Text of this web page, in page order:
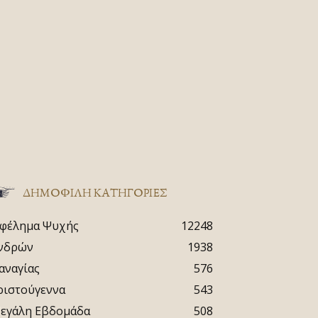
ΔΗΜΟΦΙΛΗ ΚΑΤΗΓΟΡΙΕΣ
Ψυχής
12248
1938
576
543
Εβδομάδα
508